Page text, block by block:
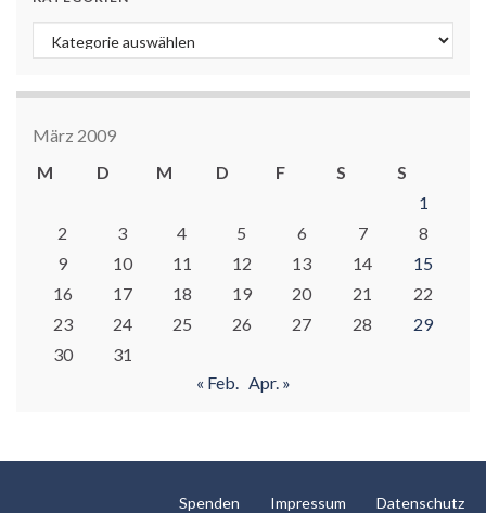
Kategorien
März 2009
M
D M D F S
S
1
2
3 4 5 6 7
8
9
10 11 12 13 14
15
16
17 18 19 20 21
22
23
24 25 26 27 28
29
30
31
« Feb. Apr. »
Spenden Impressum
Datenschutz